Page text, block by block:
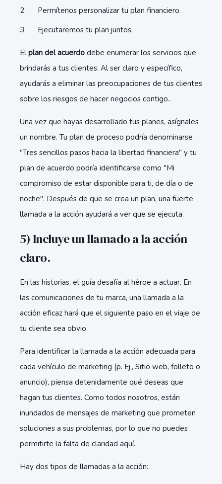
Permítenos personalizar tu plan financiero.
Ejecutaremos tu plan juntos.
El plan del acuerdo debe enumerar los servicios que
brindarás a tus clientes. Al ser claro y específico,
ayudarás a eliminar las preocupaciones de tus clientes
sobre los riesgos de hacer negocios contigo..
Una vez que hayas desarrollado tus planes, asígnales
un nombre. Tu plan de proceso podría denominarse
"Tres sencillos pasos hacia la libertad financiera" y tu
plan de acuerdo podría identificarse como "Mi
compromiso de estar disponible para ti, de día o de
noche". Después de que se crea un plan, una fuerte
llamada a la acción ayudará a ver que se ejecuta.
5) Incluye un llamado a la acción
claro.
En las historias, el guía desafía al héroe a actuar. En
las comunicaciones de tu marca, una llamada a la
acción eficaz hará que el siguiente paso en el viaje de
tu cliente sea obvio.
Para identificar la llamada a la acción adecuada para
cada vehículo de marketing (p. Ej., Sitio web, folleto o
anuncio), piensa detenidamente qué deseas que
hagan tus clientes. Como todos nosotros, están
inundados de mensajes de marketing que prometen
soluciones a sus problemas, por lo que no puedes
permitirte la falta de claridad aquí.
Hay dos tipos de llamadas a la acción: